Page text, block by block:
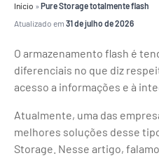
Início »Pure Storage totalmente flash
Atualizado em 31 de julho de 2026
O armazenamento flash é
diferenciais no que diz
acesso a informações e à
Atualmente, uma das
melhores soluções desse
Storage. Nesse artigo,